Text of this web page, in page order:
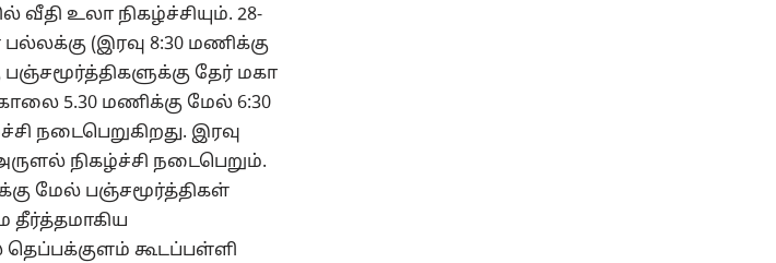
உலா நிகழ்ச்சியும். 28-
(இரவு 8:30 மணிக்கு
தேர் மகா
5.30 மணிக்கு மேல் 6:30
நடைபெறுகிறது. இரவு
நிகழ்ச்சி நடைபெறும்.
மேல் பஞ்சமூர்த்திகள்
தீர்த்தமாகிய
தெப்பக்குளம் கூடப்பள்ளி